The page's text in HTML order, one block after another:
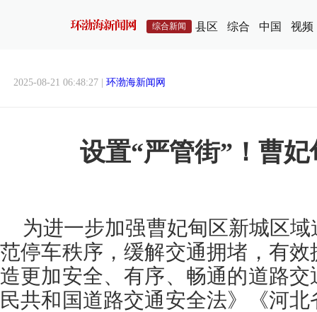
综合新闻 县区 综合 中国 视频
2025-08-21 06:48:27 | 环渤海新闻网
设置“严管街”！曹
为进一步加强曹妃甸区新城区
范停车秩序，缓解交通拥堵，有
造更加安全、有序、畅通的道路
民共和国道路交通安全法》《河